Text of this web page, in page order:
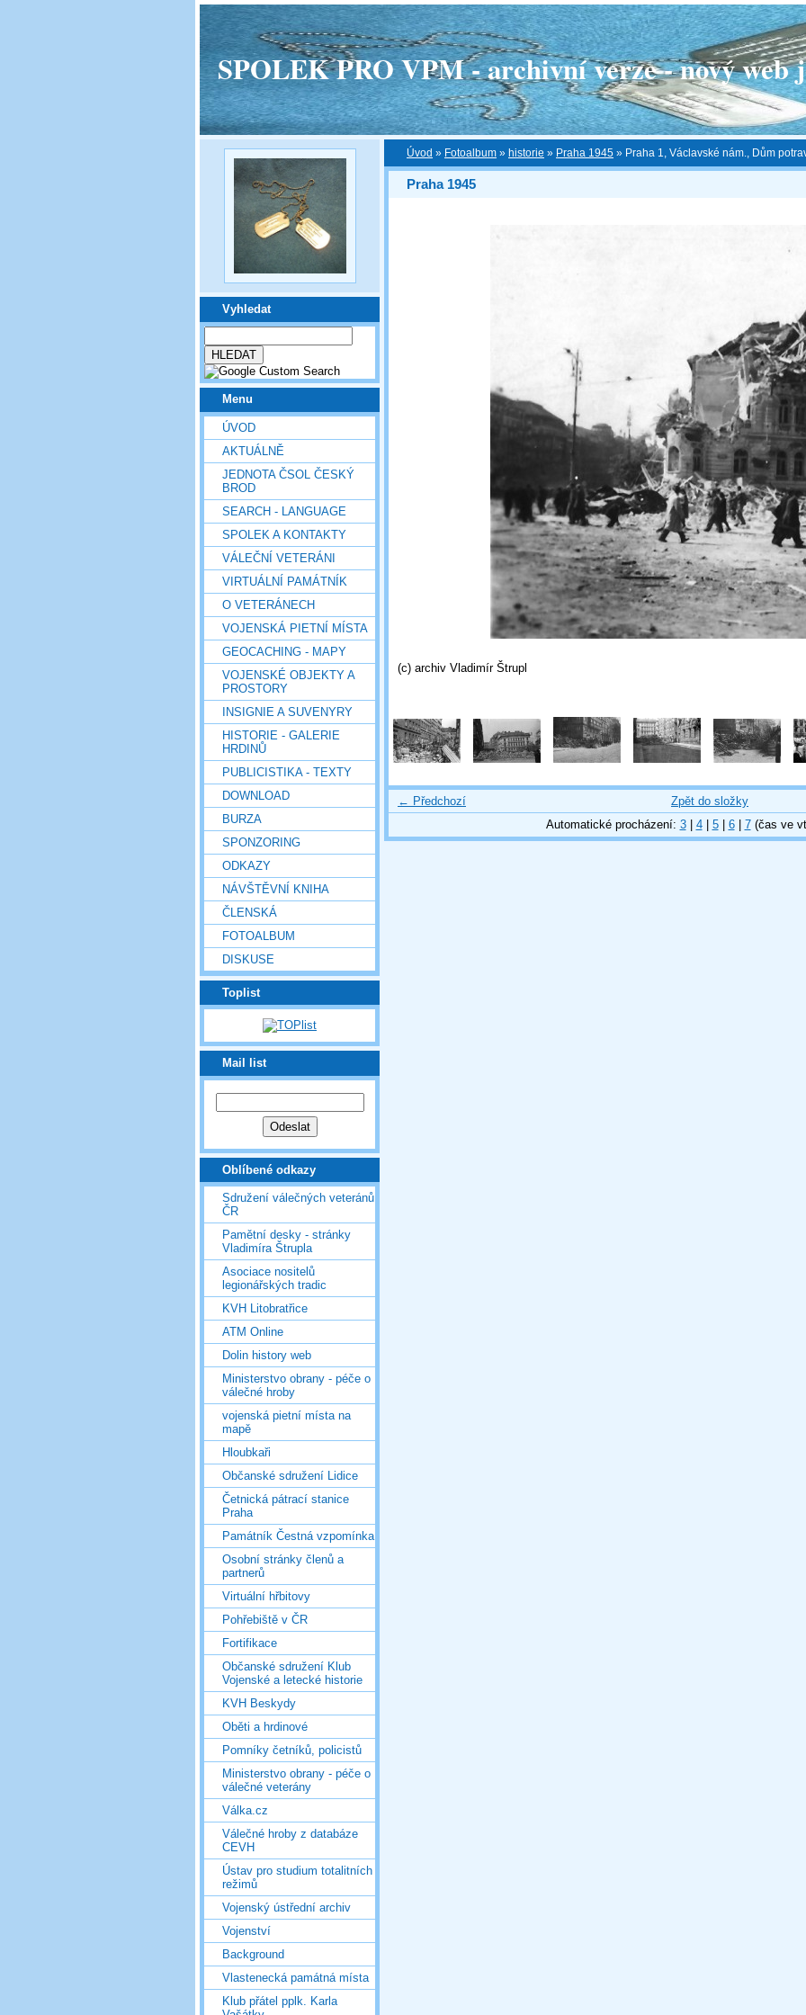
SPOLEK PRO VPM - archivní verze - nový web
Vyhledat
Menu
ÚVOD
AKTUÁLNĚ
JEDNOTA ČSOL ČESKÝ
BROD
SEARCH - LANGUAGE
SPOLEK A KONTAKTY
VÁLEČNÍ VETERÁNI
VIRTUÁLNÍ PAMÁTNÍK
O VETERÁNECH
VOJENSKÁ PIETNÍ MÍSTA
GEOCACHING - MAPY
VOJENSKÉ OBJEKTY A
PROSTORY
INSIGNIE A SUVENYRY
HISTORIE - GALERIE
HRDINŮ
PUBLICISTIKA - TEXTY
DOWNLOAD
BURZA
SPONZORING
ODKAZY
NÁVŠTĚVNÍ KNIHA
ČLENSKÁ
FOTOALBUM
DISKUSE
Toplist
Mail list
Oblíbené odkazy
Sdružení válečných veteránů
ČR
Pamětní desky - stránky
Vladimíra Štrupla
Asociace nositelů
legionářských tradic
KVH Litobratřice
ATM Online
Dolin history web
Ministerstvo obrany - péče o
válečné hroby
vojenská pietní místa na
mapě
Hloubkaři
Občanské sdružení Lidice
Četnická pátrací stanice
Praha
Památník Čestná vzpomínka
Osobní stránky členů a
partnerů
Virtuální hřbitovy
Pohřebiště v ČR
Fortifikace
Občanské sdružení Klub
Vojenské a letecké historie
KVH Beskydy
Oběti a hrdinové
Pomníky četníků, policistů
Ministerstvo obrany - péče o
válečné veterány
Válka.cz
Válečné hroby z databáze
CEVH
Ústav pro studium totalitních
režimů
Vojenský ústřední archiv
Vojenství
Background
Vlastenecká památná místa
Klub přátel pplk. Karla
Úvod » Fotoalbum » historie » Praha 1945 » Praha 1, Václavské nám., Dům
Praha 1945
(c) archiv Vladimír Štrupl
← Předchozí
Zpět do složky
Automatické procházení: 3| 4| 5| 6| 7(čas ve